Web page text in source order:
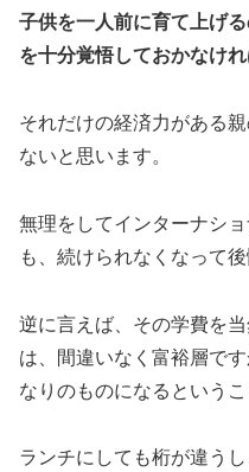
子供を一人前に育て上げ
を十分覚悟しておかなけれ
それだけの経済力がある
ないと思います。
無理をしてインターナシ
も、続けられなくなって
逆に言えば、その学費を
は、間違いなく富裕層で
なりのものになるというこ
ランチにしても桁が違う